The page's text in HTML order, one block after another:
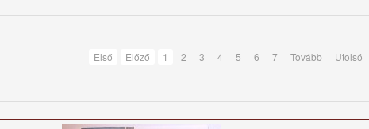
Első Előző 1 2 3 4 5 6 7 Tovább Utolsó